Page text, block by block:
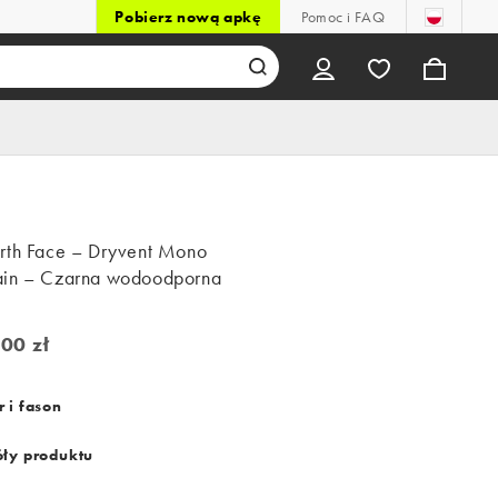
Pobierz nową apkę Pomoc i FAQ
Face – Dryvent Mono
– Czarna wodoodporna
złzł
i fason
produktu